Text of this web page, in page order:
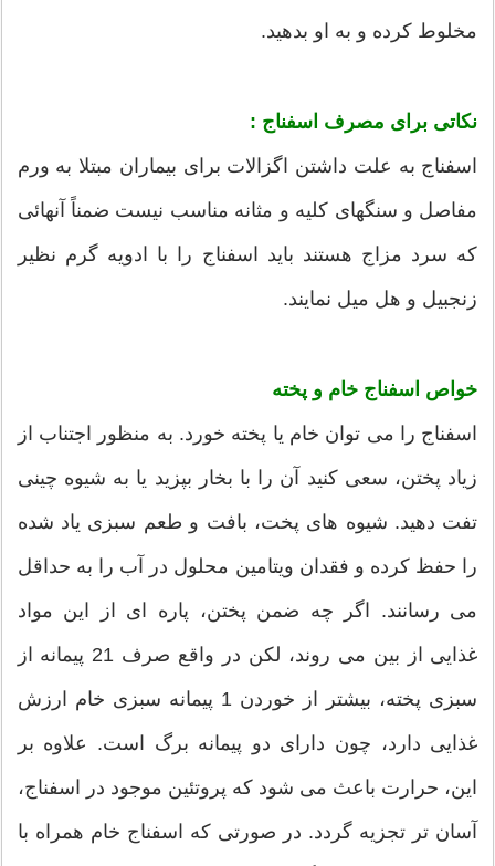
مخلوط کرده و به او بدهید.
نکاتی برای مصرف اسفناج :
اسفناج به علت داشتن اگزالات برای بیماران مبتلا به ورم
مفاصل و سنگهای کلیه و مثانه مناسب نیست ضمناً آنهائی
که سرد مزاج هستند باید اسفناج را با ادویه گرم نظیر
زنجبیل و هل میل نمایند.
خواص اسفناج خام و پخته
اسفناج را می توان خام یا پخته خورد. به منظور اجتناب از
زیاد پختن، سعی کنید آن را با بخار بپزید یا به شیوه چینی
تفت دهید. شیوه های پخت، بافت و طعم سبزی یاد شده
را حفظ کرده و فقدان ویتامین محلول در آب را به حداقل
می رسانند. اگر چه ضمن پختن، پاره ای از این مواد
غذایی از بین می روند، لکن در واقع صرف 21 پیمانه از
سبزی پخته، بیشتر از خوردن 1 پیمانه سبزی خام ارزش
غذایی دارد، چون دارای دو پیمانه برگ است. علاوه بر
این، حرارت باعث می شود که پروتئین موجود در اسفناج،
آسان تر تجزیه گردد. در صورتی که اسفناج خام همراه با